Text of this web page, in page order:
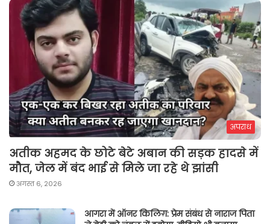
अपराध
अतीक अहमद के छोटे बेटे अबान की सड़क हादसे में
मौत, जेल में बंद भाई से मिले जा रहे थे झांसी
अगस्त 6, 2026
आगरा में ऑनर किलिग़: प्रेम संबंध से नाराज पिता